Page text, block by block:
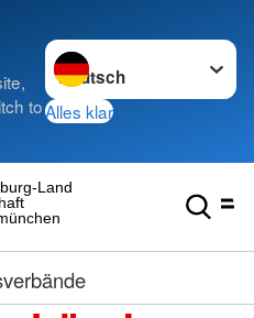
to
Sprache wechseln zu
Alles klar
Land